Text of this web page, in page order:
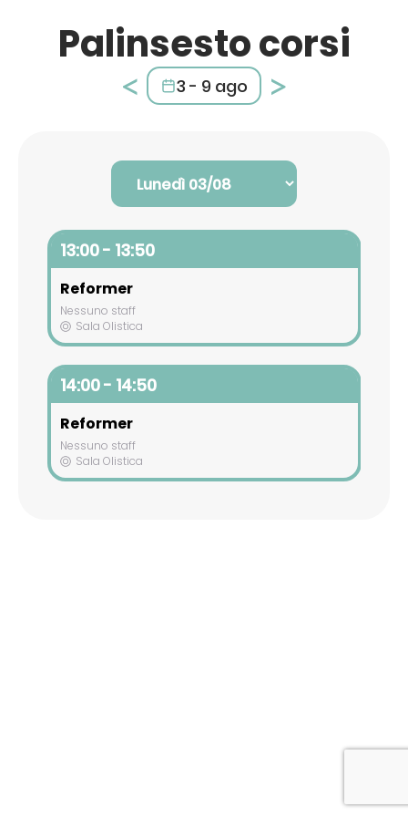
Palinsesto corsi
< 3 - 9 ago >
13:00 - 13:50
Reformer
Nessuno staff
Sala Olistica
14:00 - 14:50
Reformer
Nessuno staff
Sala Olistica